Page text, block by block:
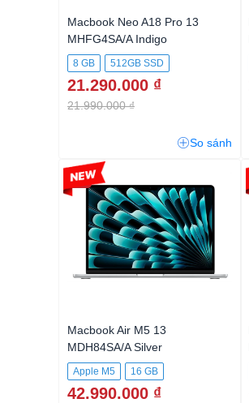
Macbook Neo A18 Pro 13
MHFG4SA/A Indigo
8 GB 512GB SSD
21.290.000 ₫
21.990.000 ₫
So sánh
Macbook Air M5 13
MDH84SA/A Silver
Apple M5 16 GB
42.990.000 ₫
-2%